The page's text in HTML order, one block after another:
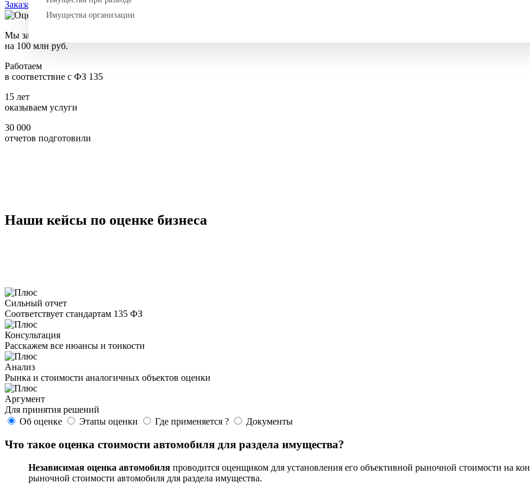
Имущества организации
Заказать услугу
Мы застрахованы
на 100 млн руб.
Работаем
в соответствие с ФЗ 135
15 лет
оказываем услуги
30 000
отчетов подготовили
Наши кейсы по оценке бизнеса
Сильный отчет
Соответствует стандартам 135 ФЗ
Консультация
Расскажем все нюансы и тонкости
Анализ
Рынка и стоимости аналогичных объектов оценки
Аргумент
Для принятия решений
Об оценке
Этапы оценки Где применяется ? Документы
Что такое оценка стоимости автомобиля для раздела имущества?
Независимая оценка автомобиля проводится оценщиком для установления его объективной рыночной стоимости на
рыночной стоимости автомобиля для раздела имущества.